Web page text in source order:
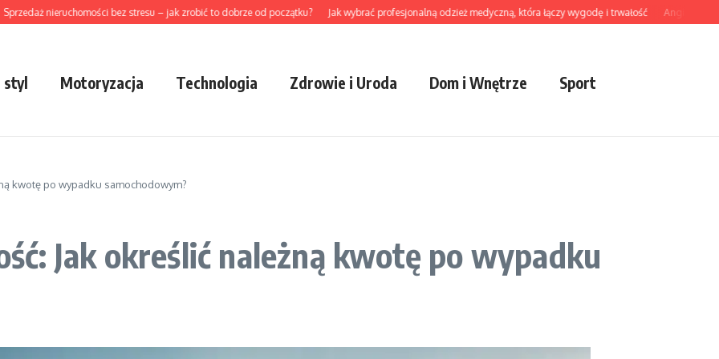
nieruchomości bez stresu – jak zrobić to dobrze od początku? Jak wybrać profesjonalną odzież medyczną, która łączy wygodę i trwałość Angielski dla
styl Motoryzacja Technologia Zdrowie i Uroda Dom i Wnętrze Sport
kwotę po wypadku samochodowym?
Jak określić należną kwotę po wypadku